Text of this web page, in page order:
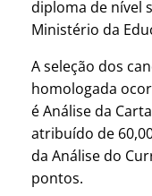
diploma de nível
Ministério da
A seleção dos
homologada
é Análise da
atribuído de
da Análise do
pontos.